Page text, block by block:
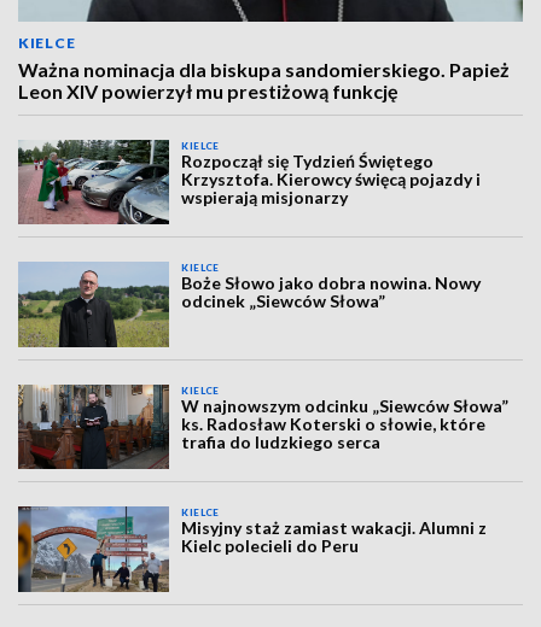
KIELCE
Ważna nominacja dla biskupa sandomierskiego. Papież
Leon XIV powierzył mu prestiżową funkcję
KIELCE
Rozpoczął się Tydzień Świętego
Krzysztofa. Kierowcy święcą pojazdy i
wspierają misjonarzy
KIELCE
Boże Słowo jako dobra nowina. Nowy
odcinek „Siewców Słowa”
KIELCE
W najnowszym odcinku „Siewców Słowa”
ks. Radosław Koterski o słowie, które
trafia do ludzkiego serca
KIELCE
Misyjny staż zamiast wakacji. Alumni z
Kielc polecieli do Peru